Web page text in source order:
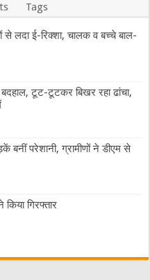
Tags
से लदा ई-रिक्शा, चालक व बच्चे बाल-
टूट-टूटकर बिखर रहा ढांचा,
बनीं परेशानी, ग्रामीणों ने डीएम से
गिरफ्तार